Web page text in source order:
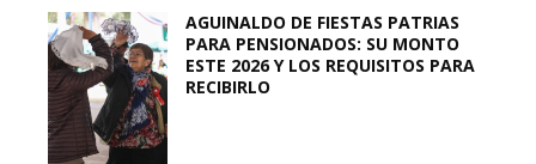
AGUINALDO DE FIESTAS PATRIAS
PARA PENSIONADOS: SU MONTO
ESTE 2026 Y LOS REQUISITOS PARA
RECIBIRLO